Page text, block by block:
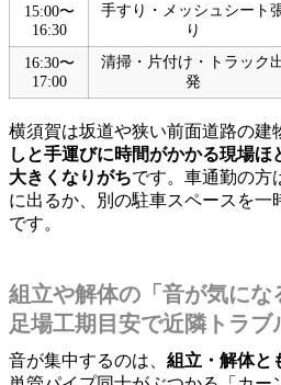
15:00〜
16:30
手すり・メッシュシート
り
16:30〜
17:00
清掃・片付け・トラック
発
横須賀は坂道や狭い前面道路の建
しと手運びに時間がかかる現場
大きくなりがちです。車通勤の方
に出るか、別の駐車スペースを一
です。
組立や解体の「音が気にな
足場工期目安で近隣トラ
音が集中するのは、 組立・解体と